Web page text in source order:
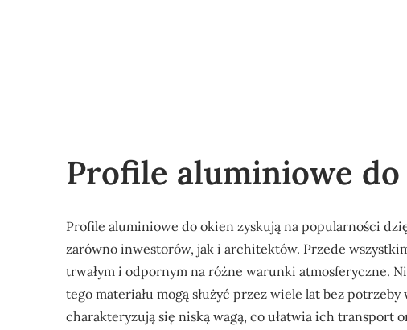
Profile aluminiowe
Profile aluminiowe do okien zyskują na popularności
zarówno inwestorów, jak i architektów. Przede
trwałym i odpornym na różne warunki atmosferyczne.
tego materiału mogą służyć przez wiele lat bez
charakteryzują się niską wagą, co ułatwia ich transport